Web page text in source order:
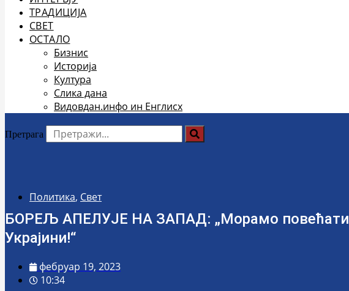
ТРАДИЦИЈА
СВЕТ
ОСТАЛО
Бизнис
Историја
Култура
Слика дана
Видовдан.инфо ин Енглисх
Претрага
Политика, Свет
БОРЕЉ АПЕЛУЈЕ НА ЗАПАД: „Морамо повећати
Украјини!“
фебруар 19, 2023
10:34